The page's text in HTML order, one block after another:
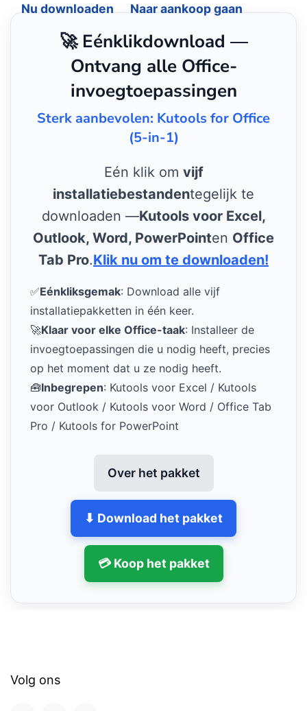
Nu downloaden
Naar aankoop gaan
🚀 Eénklikdownload —
Ontvang alle Office-
invoegtoepassingen
Sterk aanbevolen: Kutools for Office
(5-in-1)
Eén klik om vijf
installatiebestandentegelijk te
downloaden —Kutools voor Excel,
Outlook, Word, PowerPointen Office
Tab Pro.Klik nu om te downloaden!
✅Eénkliksgemak: Download alle vijf
installatiepakketten in één keer.
🚀Klaar voor elke Office-taak: Installeer de
invoegtoepassingen die u nodig heeft, precies
op het moment dat u ze nodig heeft.
🧰Inbegrepen: Kutools voor Excel / Kutools
voor Outlook / Kutools voor Word / Office Tab
Pro / Kutools for PowerPoint
Over het pakket
⬇ Download het pakket
💳 Koop het pakket
Volg ons